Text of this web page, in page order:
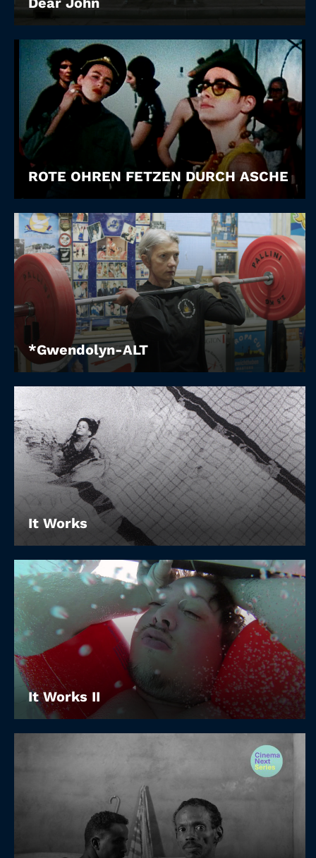
ROTE OHREN FETZEN DURCH ASCHE
*Gwendolyn-ALT
It Works
It Works II